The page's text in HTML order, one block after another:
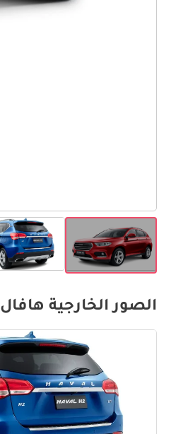
الصور الخارجية هافال H2